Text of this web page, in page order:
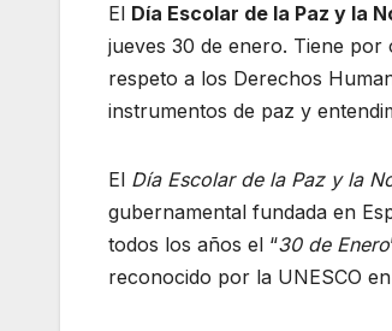
El Día Escolar de la Paz y la
jueves 30 de enero. Tiene
respeto a los Derechos
instrumentos de paz y
El Día Escolar de la Paz y la
gubernamental fundada en
todos los años el “30 de Enero
reconocido por la UNESCO